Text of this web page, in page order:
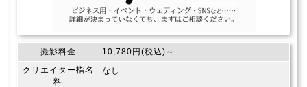
撮影料金
10,780円(税込)～
クリエイター指名
料
なし